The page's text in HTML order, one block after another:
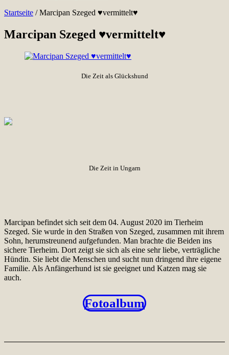
Startseite /Marcipan Szeged ♥vermittelt♥
Marcipan Szeged ♥vermittelt♥
Die Zeit als Glückshund
Die Zeit in Ungarn
Marcipan befindet sich seit dem 04. August 2020 im Tierheim
Szeged. Sie wurde in den Straßen von Szeged, zusammen mit ihrem
Sohn, herumstreunend aufgefunden. Man brachte die Beiden ins
sichere Tierheim. Dort zeigt sie sich als eine sehr liebe, verträgliche
Hündin. Sie liebt die Menschen und sucht nun dringend ihre eigene
Familie. Als Anfängerhund ist sie geeignet und Katzen mag sie
auch.
Fotoalbum